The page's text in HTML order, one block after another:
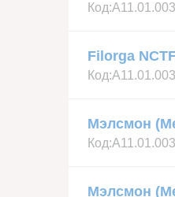
Код:А11.01.003
Filorga
Код:А11.01.003
Мэлсмон
Код:А11.01.003
Мэлсмон